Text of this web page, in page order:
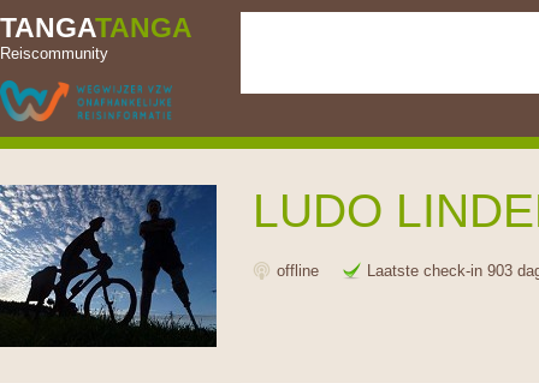
TANGATANGA
Reiscommunity
LUDO
offline Laatste check-in 903